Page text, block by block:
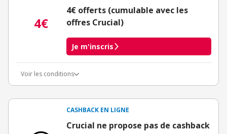
4€
4€ offerts (cumulable avec les
offres Crucial)
Je m'inscris
Voir les conditions
3€ de bienvenue crédités immédiatement + 1€ supplémentaire
Offre réservée à une toute première inscription chez eBuyClub.
CASHBACK EN LIGNE
Crucial ne propose pas de cashback